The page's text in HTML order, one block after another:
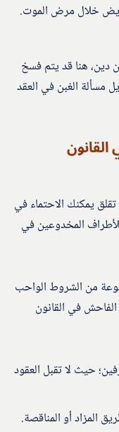
خلال مرض الموت.
دين، هنا قد يتم فسخ
مسألة الغبن في العقد
يمكنك الاحتماء في
المخدوعين في
من الشروط الواحب
في القانون
حيث لا تقبل العقود
المزاد أو المناقصة.